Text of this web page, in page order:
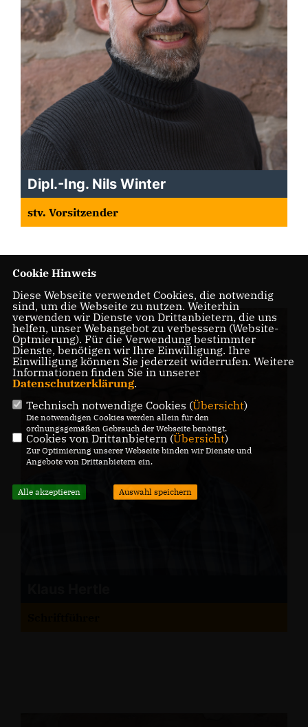
Dipl.-Ing. Nils Winter
stv. Vorsitzender
Cookie Hinweis
Diese Webseite verwendet Cookies, die notwendig
sind, um die Webseite zu nutzen. Weiterhin
verwenden wir Dienste von Drittanbietern, die uns
helfen, unser Webangebot zu verbessern (Website-
Optmierung). Für die Verwendung bestimmter
Dienste, benötigen wir Ihre Einwilligung. Ihre
Einwilligung können Sie jederzeit widerrufen. Weitere
Informationen finden Sie in unserer
Datenschutzerklärung.
Technisch notwendige Cookies (Übersicht)
Die notwendigen Cookies werden allein für den
ordnungsgemäßen Gebrauch der Webseite benötigt.
Cookies von Drittanbietern (Übersicht)
Zur Optimierung unserer Webseite binden wir Dienste und
Angebote von Drittanbietern ein.
Alle akzeptieren Auswahl speichern